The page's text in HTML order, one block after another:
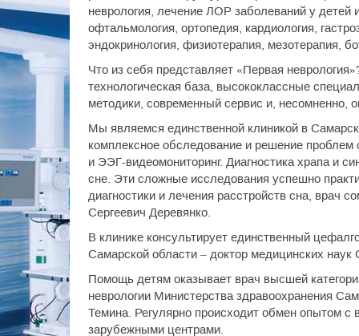
неврология, лечение ЛОР заболеваний у детей
офтальмология, ортопедия, кардиология,
эндокринология, физиотерапия, мезотерапия,
Что из себя представляет «Первая
технологическая база, высококлассные
методики, современный сервис и, несомненно,
Мы являемся единственной клиникой в
комплексное обследование и решение
и ЭЭГ-видеомониторинг. Диагностика храпа и
сне. Эти сложные исследования успешно
диагностики и лечения расстройств сна, врач
Сергеевич Деревянко.
В клинике консультирует единственный
Самарской области – доктор медицинских наук
Помощь детям оказывает врач высшей
неврологии Министерства здравоохранения
Темина. Регулярно происходит обмен опытом с
зарубежными центрами.